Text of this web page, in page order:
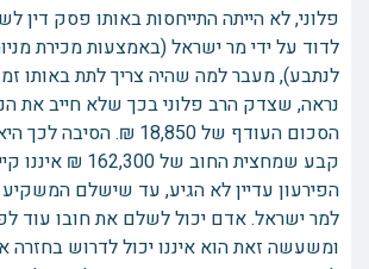
פלוני, לא הייתה התייחסות באותו פסק דין
לדוד על ידי מר ישראל (באמצעות מכירת
לנתבע), מעבר למה שהיה צריך לתת באותו
נראה, שצדק הרב פלוני בכך שלא חייב את
הסכום העודף של 18,850 ₪.
קבע שמחצית החוב של
הפירעון עדיין לא הגיע, עד שישלם המשקיע
למר ישראל. אדם יכול לשלם את חובו עוד
ומשעשה זאת הוא איננו יכול לדרוש